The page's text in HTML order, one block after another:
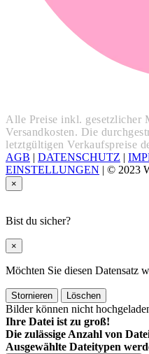
Alle Preise inkl. gesetzlicher
Versandkosten. Die
letztgültigen Verkaufspreise
AGB | DATENSCHUTZ |
EINSTELLUNGEN | © 2023
×
Bist du sicher?
×
Möchten Sie diesen Datensatz
Stornieren Löschen
Bilder können nicht
Ihre Datei ist zu groß!
Die zulässige Anzahl von
Ausgewählte Dateitypen